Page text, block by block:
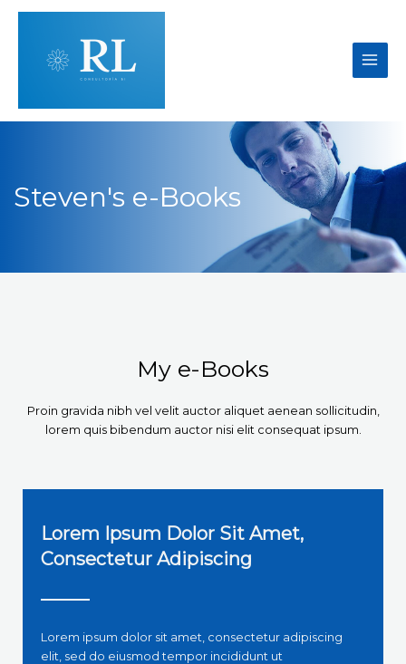
Steven's e-Books
My e-Books
Proin gravida nibh vel velit auctor aliquet aenean sollicitudin,
lorem quis bibendum auctor nisi elit consequat ipsum.
Lorem Ipsum Dolor Sit Amet,
Consectetur Adipiscing
Lorem ipsum dolor sit amet, consectetur adipiscing
elit, sed do eiusmod tempor incididunt ut